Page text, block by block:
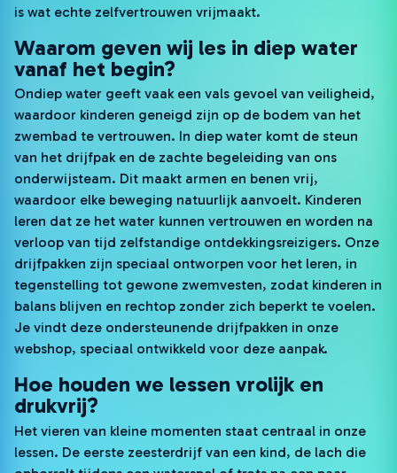
is wat echte zelfvertrouwen vrijmaakt.
Waarom geven wij les in diep water
vanaf het begin?
Ondiep water geeft vaak een vals gevoel van veiligheid,
waardoor kinderen geneigd zijn op de bodem van het
zwembad te vertrouwen. In diep water komt de steun
van het drijfpak en de zachte begeleiding van ons
onderwijsteam. Dit maakt armen en benen vrij,
waardoor elke beweging natuurlijk aanvoelt. Kinderen
leren dat ze het water kunnen vertrouwen en worden na
verloop van tijd zelfstandige ontdekkingsreizigers. Onze
drijfpakken zijn speciaal ontworpen voor het leren, in
tegenstelling tot gewone zwemvesten, zodat kinderen in
balans blijven en rechtop zonder zich beperkt te voelen.
Je vindt deze ondersteunende drijfpakken in onze
webshop, speciaal ontwikkeld voor deze aanpak.
Hoe houden we lessen vrolijk en
drukvrij?
Het vieren van kleine momenten staat centraal in onze
lessen. De eerste zeesterdrijf van een kind, de lach die